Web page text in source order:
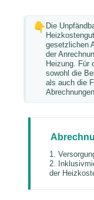
Die
gesetzlichen
der
Heizung. Für
sowohl die
als auch die
1.
2.
der